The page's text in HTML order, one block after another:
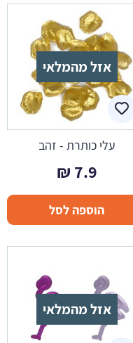
אזל מהמלאי
עלי כותרת - זהב
7.9
₪
הוספה לסל
אזל מהמלאי